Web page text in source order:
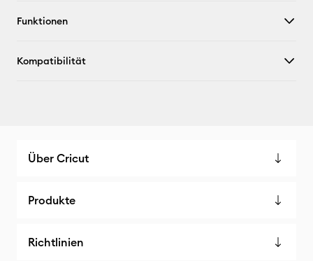
Funktionen
Kompatibilität
Über Cricut
Produkte
Richtlinien